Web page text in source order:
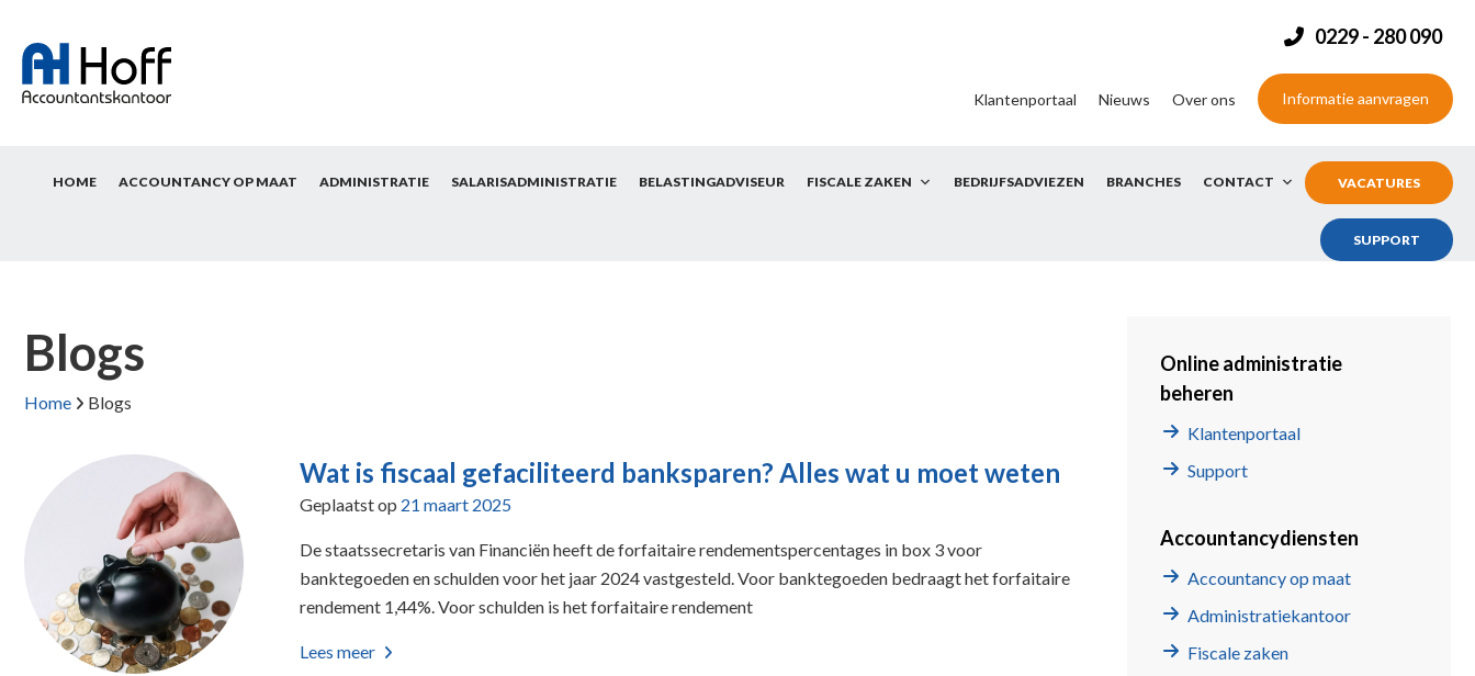
0229 - 280 090
Klantenportaal Nieuws Over ons Informatie aanvragen
HOME ACCOUNTANCY OP MAAT ADMINISTRATIE SALARISADMINISTRATIE BELASTINGADVISEUR FISCALE ZAKEN BEDRIJFSADVIEZEN BRANCHES CONTACT VACATURES
SUPPORT
Blogs
Home Blogs
Wat is fiscaal gefaciliteerd banksparen? Alles wat u moet weten
Geplaatst op 21 maart 2025
De staatssecretaris van Financiën heeft de forfaitaire rendementspercentages in box 3 voor
banktegoeden en schulden voor het jaar 2024 vastgesteld. Voor banktegoeden bedraagt het forfaitaire
rendement 1,44%. Voor schulden is het forfaitaire rendement
Lees meer
Online administratie
beheren
Klantenportaal
Support
Accountancydiensten
Accountancy op maat
Administratiekantoor
Fiscale zaken